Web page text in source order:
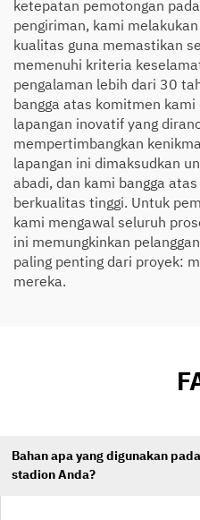
ketepatan pemotongan
pengiriman, kami
kualitas guna memastikan
memenuhi kriteria
pengalaman lebih dari 30
bangga atas komitmen
lapangan inovatif yang
mempertimbangkan
lapangan ini dimaksudkan
abadi, dan kami bangga
berkualitas tinggi. Untuk
kami mengawal seluruh
ini memungkinkan
paling penting dari proyek:
mereka.
Bahan apa yang digunakan
stadion Anda?